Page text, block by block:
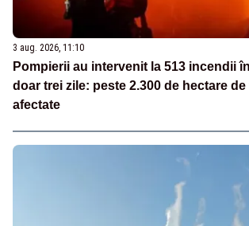
3 aug. 2026, 11:10
Pompierii au intervenit la 513 incendii
doar trei zile: peste 2.300 de hectare
afectate